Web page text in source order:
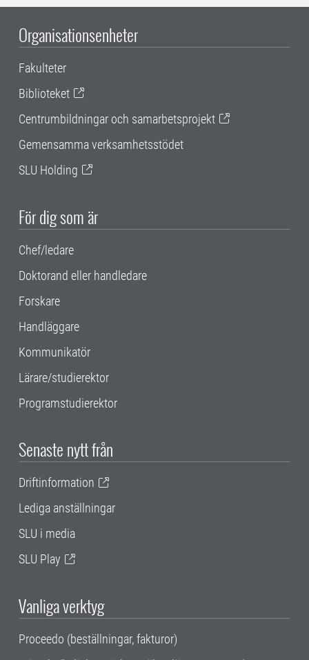
Organisationsenheter
Fakulteter
Biblioteket
Centrumbildningar och samarbetsprojekt
Gemensamma verksamhetsstödet
SLU Holding
För dig som är
Chef/ledare
Doktorand eller handledare
Forskare
Handläggare
Kommunikatör
Lärare/studierektor
Programstudierektor
Senaste nytt från
Driftinformation
Lediga anställningar
SLU i media
SLU Play
Vanliga verktyg
Proceedo (beställningar, fakturor)